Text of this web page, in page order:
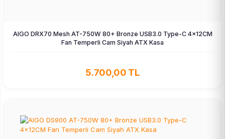
AIGO DRX70 Mesh AT-750W 80+ Bronze USB3.0 Type-C 4×12CM
Fan Temperli Cam Siyah ATX Kasa
5.700,00 TL